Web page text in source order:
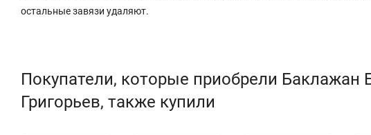
остальные завязи удаляют.
Покупатели, которые приобрели
Григорьев, также купили